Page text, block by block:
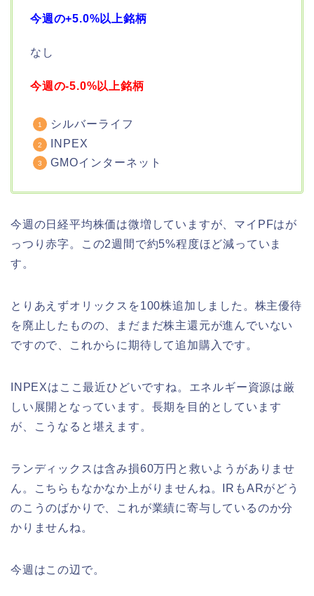
今週の+5.0%以上銘柄
なし
今週の-5.0%以上銘柄
シルバーライフ
INPEX
GMOインターネット
今週の日経平均株価は微増していますが、マイPFはが
っつり赤字。この2週間で約5%程度ほど減っていま
す。
とりあえずオリックスを100株追加しました。株主優待
を廃止したものの、まだまだ株主還元が進んでいない
ですので、これからに期待して追加購入です。
INPEXはここ最近ひどいですね。エネルギー資源は厳
しい展開となっています。長期を目的としています
が、こうなると堪えます。
ランディックスは含み損60万円と救いようがありませ
ん。こちらもなかなか上がりませんね。IRもARがどう
のこうのばかりで、これが業績に寄与しているのか分
かりませんね。
今週はこの辺で。